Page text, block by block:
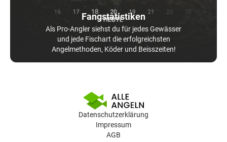
Fangstatistiken
Als Pro-Angler siehst du für jedes Gewässer
und jede Fischart die erfolgreichsten
Angelmethoden, Köder und Beisszeiten!
Datenschutzerklärung
Impressum
AGB